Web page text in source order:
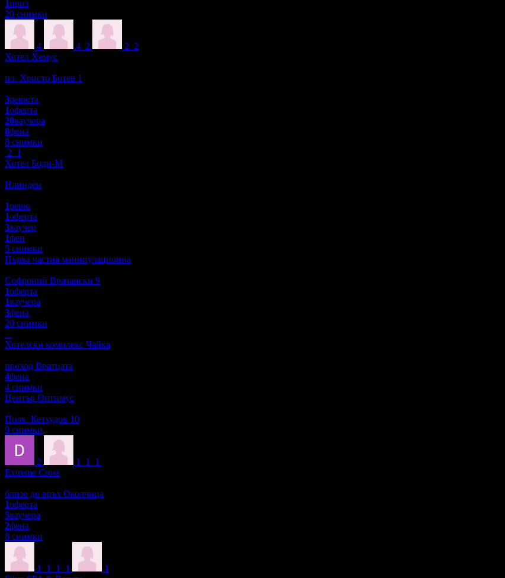
1приз
20 снимки
4 4 2 2 2
Хотел Хемус
пл. Христо Ботев 1
3ревюта
1оферта
20ваучера
8фена
8 снимки
2 1
Хотел Боди-М
Илинден
1ревю
1оферта
3ваучер
1фен
5 снимки
Първа частна манипулационна
Софроний Врачански 9
1оферта
1ваучера
3фена
20 снимки
Хотелски комплекс Чайка
проход Вратцата
4фена
4 снимки
Център Оптимус
Полк. Кетхудов 10
9 снимки
2 1 1
1
Extreme Cross
близо до връх Околчица
1оферта
5ваучера
2фена
8 снимки
1 1 1 1
1